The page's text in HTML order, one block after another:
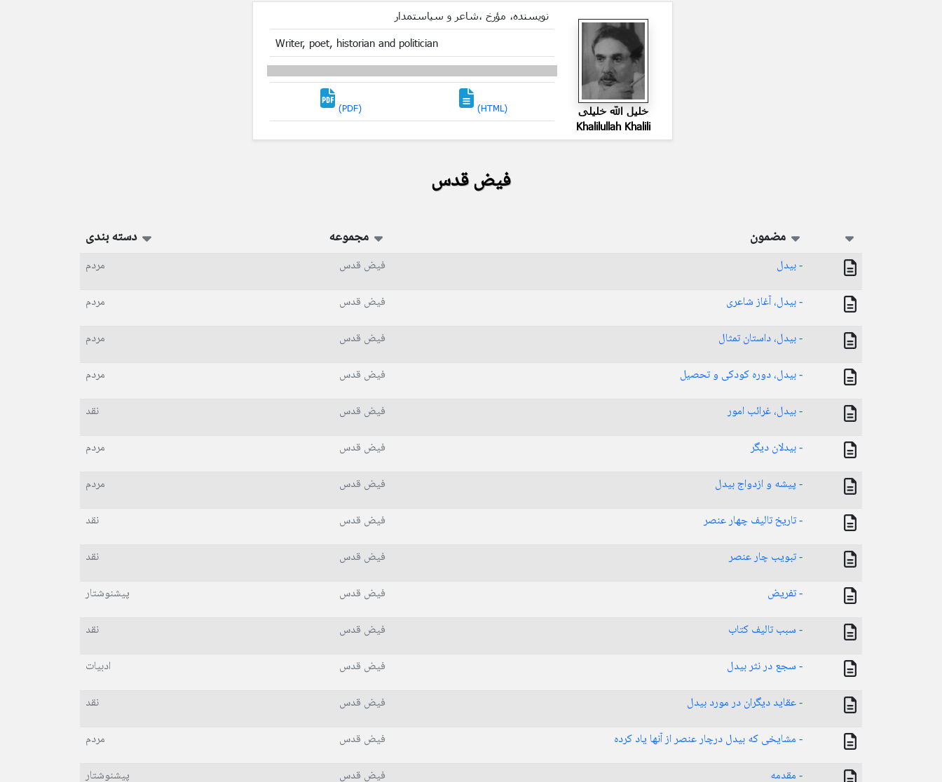
نویسنده، مؤرخ ،شاعر و سیاستمدار
Writer, poet, historian and politician
(PDF) (HTML)
خلیل الله خلیلی
Khalilullah Khalili
فیض قدس
مضمون مجموعه دسته بندی
- بیدل فیض قدس
مردم
- بیدل، آغاز شاعری
فیض قدس
مردم
- بیدل، داستان تمثال
فیض قدس
مردم
- بیدل، دوره کودکی و تحصیل
فیض قدس
مردم
- بیدل، غرائب امور
فیض قدس
نقد
- بیدلان دیگر
فیض قدس
مردم
- پیشه و ازدواج بیدل
فیض قدس
مردم
- تاریخ تالیف چهار عنصر
فیض قدس
نقد
- تبویب چار عنصر
فیض قدس
نقد
- تفریض
فیض قدس
پیشنوشتار
- سبب تالیف کتاب
فیض قدس
نقد
- سجع در نثر بیدل
فیض قدس
ادبیات
- عقاید دیگران در مورد بیدل
فیض قدس
نقد
- مشایخی که بیدل درچار عنصر از آنها یاد کرده
فیض قدس
مردم
- مقدمه
فیض قدس
پیشنوشتار